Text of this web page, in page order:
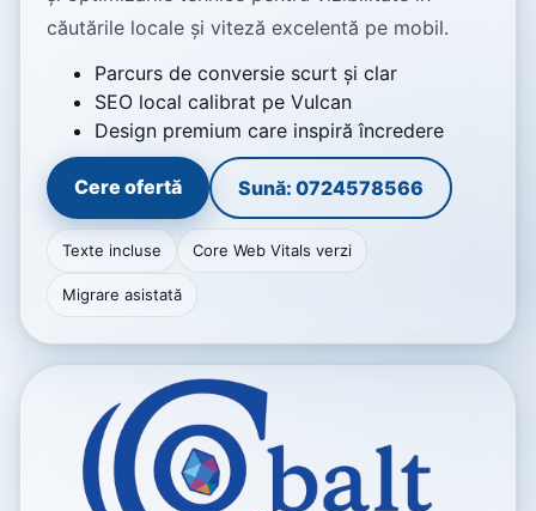
căutările locale și viteză excelentă pe mobil.
Parcurs de conversie scurt și clar
SEO local calibrat pe Vulcan
Design premium care inspiră încredere
Cere ofertă Sună: 0724578566
Texte incluse Core Web Vitals verzi
Migrare asistată